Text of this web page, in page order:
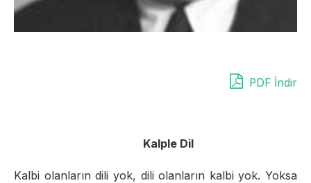
PDF İndir
Kalple Dil
Kalbi olanların dili yok, dili olanların kalbi yok. Yoksa